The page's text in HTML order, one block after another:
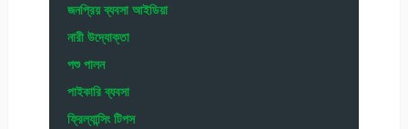
জনপ্রিয় ব্যবসা আইডিয়া
নারী উদ্যোক্তা
পশু পালন
পাইকারি ব্যবসা
ফ্রিল্যান্সিং টিপস